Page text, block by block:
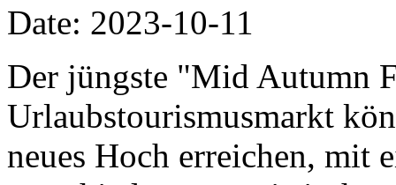
Date: 2023-10-11
Der jüngste "Mid Autumn
Urlaubstourismusmarkt
neues Hoch erreichen, mit